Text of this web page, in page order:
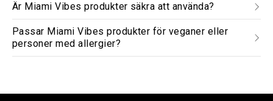
Är Miami Vibes produkter säkra att använda?
Passar Miami Vibes produkter för veganer eller
personer med allergier?